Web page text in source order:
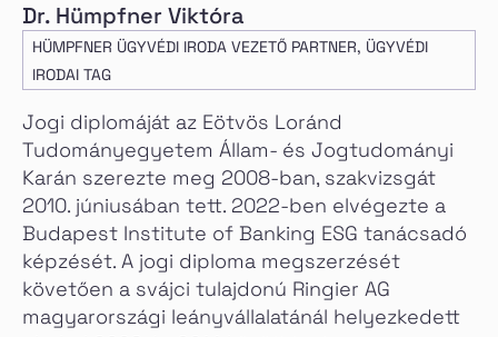
Dr. Hümpfner Viktóra
HÜMPFNER ÜGYVÉDI IRODA VEZETŐ PARTNER, ÜGYVÉDI
IRODAI TAG
Jogi diplomáját az Eötvös Loránd
Tudományegyetem Állam- és Jogtudományi
Karán szerezte meg 2008-ban, szakvizsgát
2010. júniusában tett. 2022-ben elvégezte a
Budapest Institute of Banking ESG tanácsadó
képzését. A jogi diploma megszerzését
követően a svájci tulajdonú Ringier AG
magyarországi leányvállalatánál helyezkedett